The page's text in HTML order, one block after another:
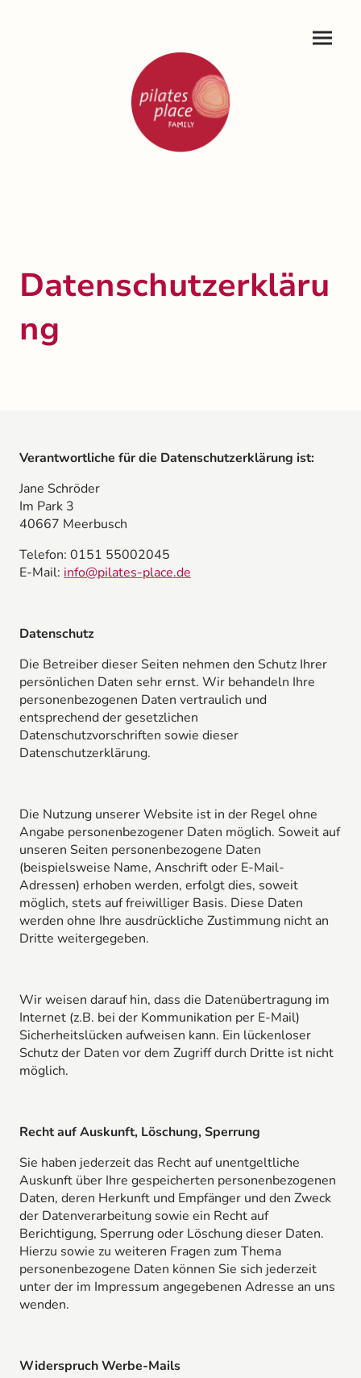
Datenschutzerkläru
ng
Verantwortliche für die Datenschutzerklärung ist:
Jane Schröder
Im Park 3
40667 Meerbusch
Telefon: 0151 55002045
E-Mail: info@pilates-place.de
Datenschutz
Die Betreiber dieser Seiten nehmen den Schutz Ihrer
persönlichen Daten sehr ernst. Wir behandeln Ihre
personenbezogenen Daten vertraulich und
entsprechend der gesetzlichen
Datenschutzvorschriften sowie dieser
Datenschutzerklärung.
Die Nutzung unserer Website ist in der Regel ohne
Angabe personenbezogener Daten möglich. Soweit auf
unseren Seiten personenbezogene Daten
(beispielsweise Name, Anschrift oder E-Mail-
Adressen) erhoben werden, erfolgt dies, soweit
möglich, stets auf freiwilliger Basis. Diese Daten
werden ohne Ihre ausdrückliche Zustimmung nicht an
Dritte weitergegeben.
Wir weisen darauf hin, dass die Datenübertragung im
Internet (z.B. bei der Kommunikation per E-Mail)
Sicherheitslücken aufweisen kann. Ein lückenloser
Schutz der Daten vor dem Zugriff durch Dritte ist nicht
möglich.
Recht auf Auskunft, Löschung, Sperrung
Sie haben jederzeit das Recht auf unentgeltliche
Auskunft über Ihre gespeicherten personenbezogenen
Daten, deren Herkunft und Empfänger und den Zweck
der Datenverarbeitung sowie ein Recht auf
Berichtigung, Sperrung oder Löschung dieser Daten.
Hierzu sowie zu weiteren Fragen zum Thema
personenbezogene Daten können Sie sich jederzeit
unter der im Impressum angegebenen Adresse an uns
wenden.
Widerspruch Werbe-Mails